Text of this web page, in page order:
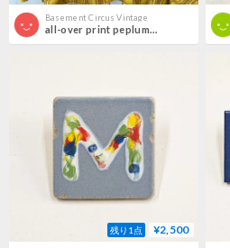
Basement Circus Vintage
残り1点 ¥2,500